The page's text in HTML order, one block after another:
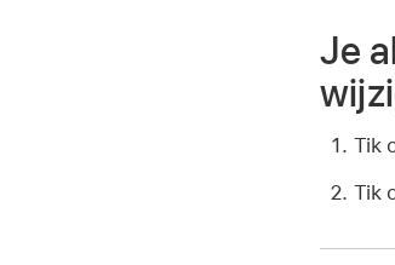
Je
Tik
Tik